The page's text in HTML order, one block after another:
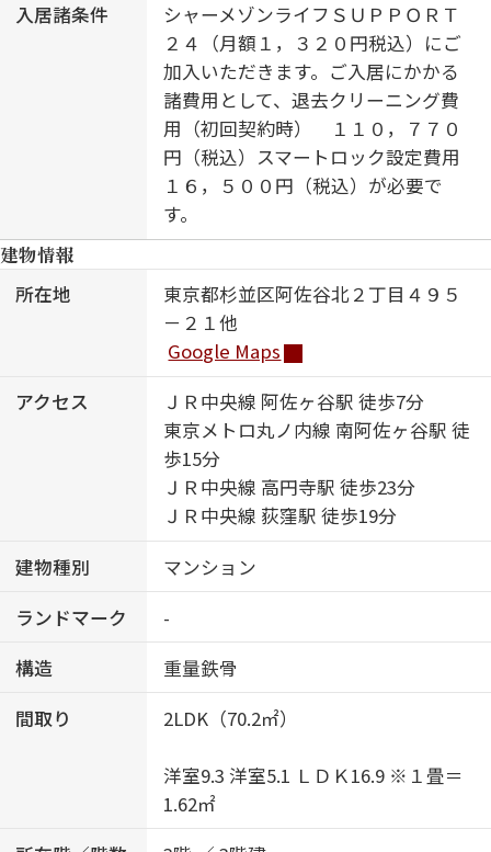
入居諸条件
シャーメゾンライフＳＵＰＰＯＲＴ
２４（月額１，３２０円税込）にご
加入いただきます。ご入居にかかる
諸費用として、退去クリーニング費
用（初回契約時） １１０，７７０
円（税込）スマートロック設定費用
１６，５００円（税込）が必要で
す。
建物情報
所在地
東京都杉並区阿佐谷北２丁目４９５
－２１他
Google Maps
アクセス
ＪＲ中央線 阿佐ヶ谷駅 徒歩7分
東京メトロ丸ノ内線 南阿佐ヶ谷駅 徒
歩15分
ＪＲ中央線 高円寺駅 徒歩23分
ＪＲ中央線 荻窪駅 徒歩19分
建物種別
マンション
ランドマーク
-
構造
重量鉄骨
間取り
2LDK（70.2㎡）
洋室9.3 洋室5.1 ＬＤＫ16.9 ※１畳＝
1.62㎡